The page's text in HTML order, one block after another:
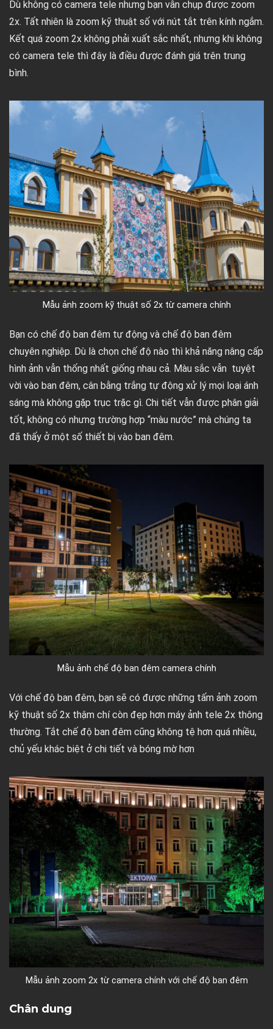
Dù không có camera tele nhưng bạn vẫn chụp được zoom
2x. Tất nhiên là zoom kỹ thuật số với nút tắt trên kính ngắm.
Kết quá zoom 2x không phải xuất sắc nhất, nhưng khi không
có camera tele thì đây là điều được đánh giá trên trung
bình.
Mẫu ảnh zoom kỹ thuật số 2x từ camera chính
Bạn có chế độ ban đêm tự động và chế độ ban đêm
chuyên nghiệp. Dù là chọn chế độ nào thì khả năng nâng cấp
hình ảnh vẫn thống nhất giống nhau cả. Màu sắc vẫn tuyệt
vời vào ban đêm, cân bằng trắng tự động xử lý mọi loại ánh
sáng mà không gặp trục trặc gì. Chi tiết vẫn được phân giải
tốt, không có nhưng trường hợp “màu nước” mà chúng ta
đã thấy ở một số thiết bị vào ban đêm.
Mẫu ảnh chế độ ban đêm camera chính
Với chế độ ban đêm, bạn sẽ có được những tấm ảnh zoom
kỹ thuật số 2x thậm chí còn đẹp hơn máy ảnh tele 2x thông
thường. Tắt chế độ ban đêm cũng không tệ hơn quá nhiều,
chủ yếu khác biệt ở chi tiết và bóng mờ hơn
Mẫu ảnh zoom 2x từ camera chính với chế độ ban đêm
Chân dung